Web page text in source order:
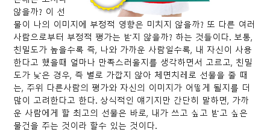
않을까? 이 선
물이 나의 이미지에 부정적 영향은 미치지 않을까? 또 다른 여러
사람으로부터 부정적 평가는 받지 않을까? 하는 것들이다. 보통,
친밀도가 높을수록 즉, 나와 가까운 사람일수록, 내 자신이 사용
한다고 했을때 얼마나 만족스러울지를 생각하면서 고르고, 친밀
도가 낮은 경우, 즉 별로 가깝지 않아 체면치레로 선물을 줄 때
는, 주위 다른사람의 평가와 자신의 이미지가 어떻게 될지를 더
많이 고려한다고 한다. 상식적인 얘기지만 간단히 말하면, 가까
운 사람에게 할 최고의 선물은 바로, 내가 쓰고 싶고 받고 싶은
물건을 주는 것이라 할수 있는 것이다.